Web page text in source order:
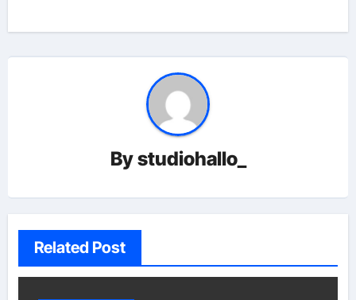
Bystudiohallo_
Related Post